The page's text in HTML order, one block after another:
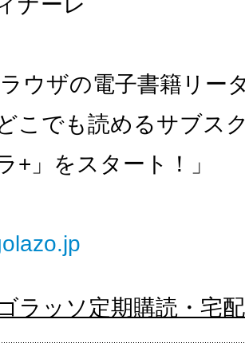
ラウザの電子書籍リー
こでも読めるサブス
+ 」をスタート！」
ラッソ定期購読・宅